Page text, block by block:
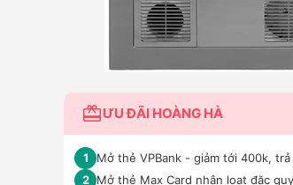
ƯU ĐÃI HOÀNG HÀ
1 Mở thẻ VPBank - giảm tới 400k,
2 Mở thẻ Max Card nhận loạt đặc